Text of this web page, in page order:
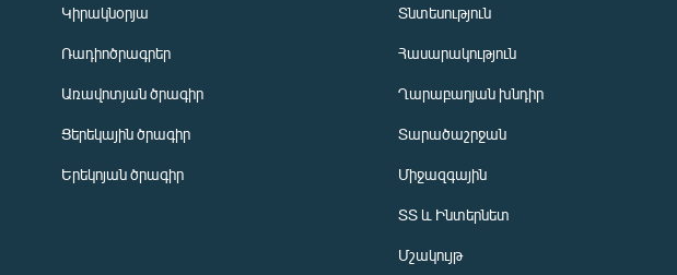
Կիրակնօրյա
Ռադիոծրագրեր
Առավոտյան ծրագիր
Ցերեկային ծրագիր
Երեկոյան ծրագիր
Տնտեսություն
Հասարակություն
Ղարաբաղյան խնդիր
Տարածաշրջան
Միջազգային
ՏՏ և Ինտերնետ
Մշակույթ